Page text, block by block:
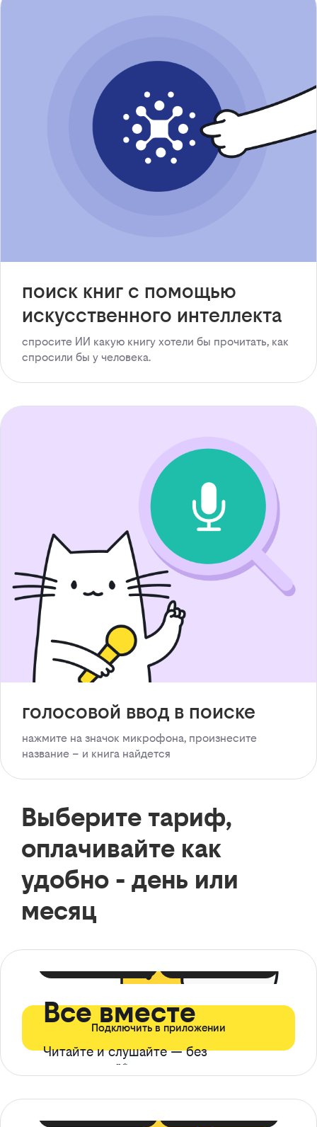
поиск книг с помощью
искусственного интеллекта
спросите ИИ какую книгу хотели бы прочитать, как
спросили бы у человека.
голосовой ввод в поиске
нажмите на значок микрофона, произнесите
название – и книга найдется
Выберите тариф,
оплачивайте как
удобно - день или
месяц
Все вместе
Читайте и слушайте — без
ограничений*
Подключить в приложении